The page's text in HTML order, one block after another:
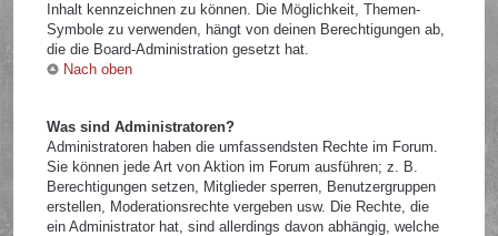
Inhalt kennzeichnen zu können. Die Möglichkeit, Themen-
Symbole zu verwenden, hängt von deinen Berechtigungen ab,
die die Board-Administration gesetzt hat.
Nach oben
Was sind Administratoren?
Administratoren haben die umfassendsten Rechte im Forum.
Sie können jede Art von Aktion im Forum ausführen; z. B.
Berechtigungen setzen, Mitglieder sperren, Benutzergruppen
erstellen, Moderationsrechte vergeben usw. Die Rechte, die
ein Administrator hat, sind allerdings davon abhängig, welche